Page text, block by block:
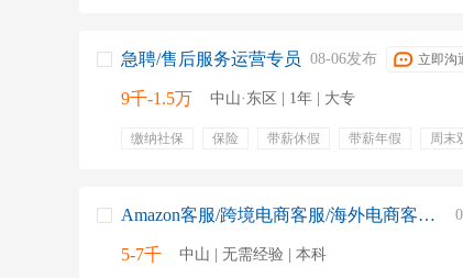
急聘/售后服务运营专员 08-06发布 立即沟
9千-1.5万 中山·东区 | 1年 | 大专
缴纳社保 保险 带薪休假 带薪年假 周末
Amazon客服/跨境电商客服/海外电商客服/英语客服专员
5-7千 中山 | 无需经验 | 本科